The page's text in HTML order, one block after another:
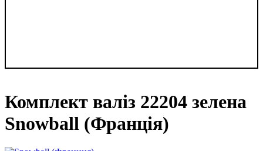
Комплект валіз 22204 зелена
Snowball (Франція)